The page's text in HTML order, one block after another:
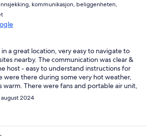
kommunikasjon, beliggenheten,
a great location, very easy to navigate to
nearby. The communication was clear &
host - easy to understand instructions for
were there during some very hot weather,
warm. There were fans and portable air unit,
apartment. Overall a good spot!
2024